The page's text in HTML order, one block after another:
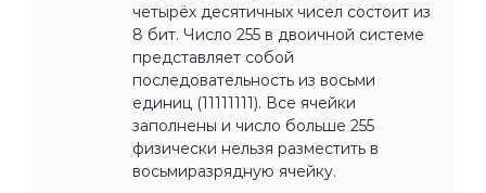
четырёх десятичных чисел состоит из
8 бит. Число 255 в двоичной системе
представляет собой
последовательность из восьми
единиц (11111111). Все ячейки
заполнены и число больше 255
физически нельзя разместить в
восьмиразрядную ячейку.